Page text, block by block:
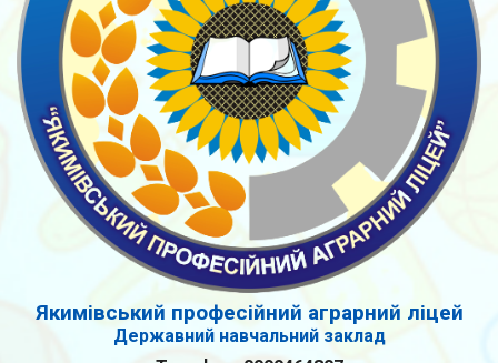
Якимівський професійний аграрний ліцей
Державний навчальний заклад